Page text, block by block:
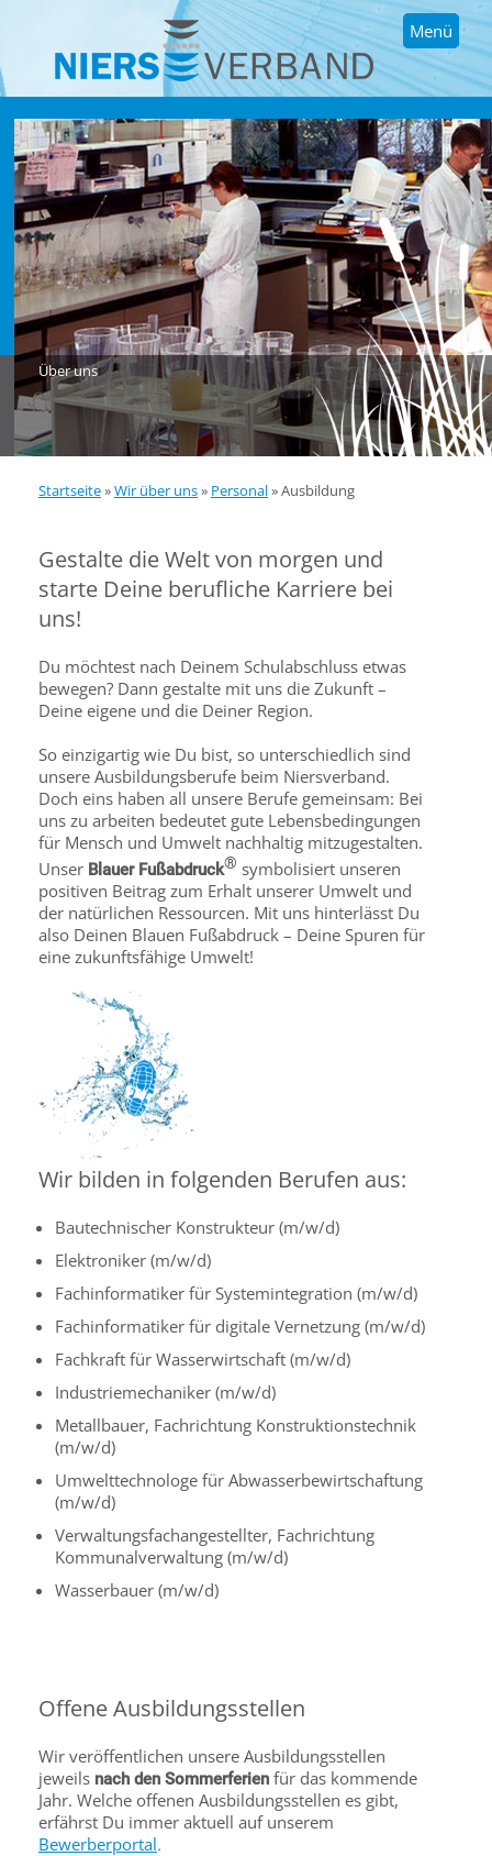
Menü
Über uns
Startseite»Wir über uns» Personal»Ausbildung
Gestalte die Welt von morgen und
starte Deine berufliche Karriere bei
uns!
Du möchtest nach Deinem Schulabschluss etwas
bewegen? Dann gestalte mit uns die Zukunft –
Deine eigene und die Deiner Region.
So einzigartig wie Du bist, so unterschiedlich sind
unsere Ausbildungsberufe beim Niersverband.
Doch eins haben all unsere Berufe gemeinsam: Bei
uns zu arbeiten bedeutet gute Lebensbedingungen
für Mensch und Umwelt nachhaltig mitzugestalten.
Unser Blauer Fußabdruck® symbolisiert unseren
positiven Beitrag zum Erhalt unserer Umwelt und
der natürlichen Ressourcen. Mit uns hinterlässt Du
also Deinen Blauen Fußabdruck – Deine Spuren für
eine zukunftsfähige Umwelt!
Wir bilden in folgenden Berufen aus:
Bautechnischer Konstrukteur (m/w/d)
Elektroniker (m/w/d)
Fachinformatiker für Systemintegration (m/w/d)
Fachinformatiker für digitale Vernetzung (m/w/d)
Fachkraft für Wasserwirtschaft (m/w/d)
Industriemechaniker (m/w/d)
Metallbauer, Fachrichtung Konstruktionstechnik
(m/w/d)
Umwelttechnologe für Abwasserbewirtschaftung
(m/w/d)
Verwaltungsfachangestellter, Fachrichtung
Kommunalverwaltung (m/w/d)
Wasserbauer (m/w/d)
Offene Ausbildungsstellen
Wir veröffentlichen unsere Ausbildungsstellen
jeweils nach den Sommerferien für das kommende
Jahr. Welche offenen Ausbildungsstellen es gibt,
erfährst Du immer aktuell auf unserem
Bewerberportal.